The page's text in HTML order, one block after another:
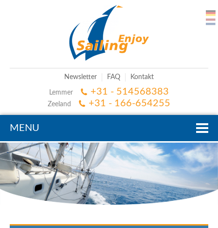
Newsletter FAQ Kontakt
Lemmer +31 - 514568383
Zeeland +31 - 166-654255
MENU